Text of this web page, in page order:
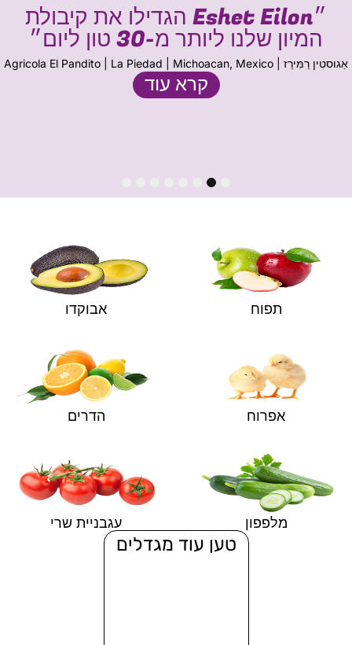
״Eshet Eilon הגדילו את קיבולת
המיון שלנו ליותר מ-30 טון ליום״
אַגוסטִין רַמִּירֵז | Agricola El Pandito | La Piedad | Michoacan, Mexico
קרא עוד
תפוח אבוקדו
אפרוח הדרים
מלפפון עגבניית שרי
טען עוד מגדלים